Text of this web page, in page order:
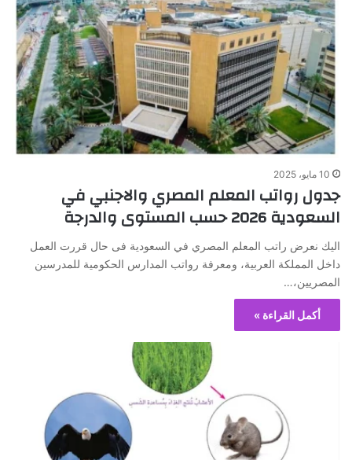
10 مايو، 2025
جدول رواتب المعلم المصري والاجنبي في
السعودية 2026 حسب المستوى والدرجة
اليك نعرض راتب المعلم المصري في السعودية فى حال قررت العمل
داخل المملكة العربية، ومعرفة رواتب المدارس الحكومية للمدرسين
المصريين،…
أكمل القراءة »